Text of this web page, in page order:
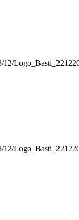
12/
12/